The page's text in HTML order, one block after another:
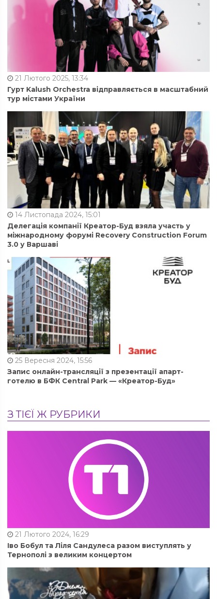
21 Лютого 2025, 13:34
Гурт Kalush Orchestra відправляється в масштабний
тур містами України
14 Листопада 2024, 15:01
Делегація компанії Креатор-Буд взяла участь у
міжнародному форумі Recovery Construction Forum
3.0 у Варшаві
25 Вересня 2024, 15:56
Запис онлайн-трансляції з презентації апарт-
готелю в БФК Central Park — «Креатор-Буд»
З ТІЄЇ Ж РУБРИКИ
21 Лютого 2024, 16:29
Іво Бобул та Ліля Сандулеса разом виступлять у
Тернополі з великим концертом